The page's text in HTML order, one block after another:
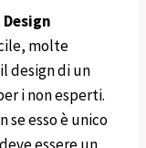
molte
design di un
i non esperti.
se esso è unico
essere un